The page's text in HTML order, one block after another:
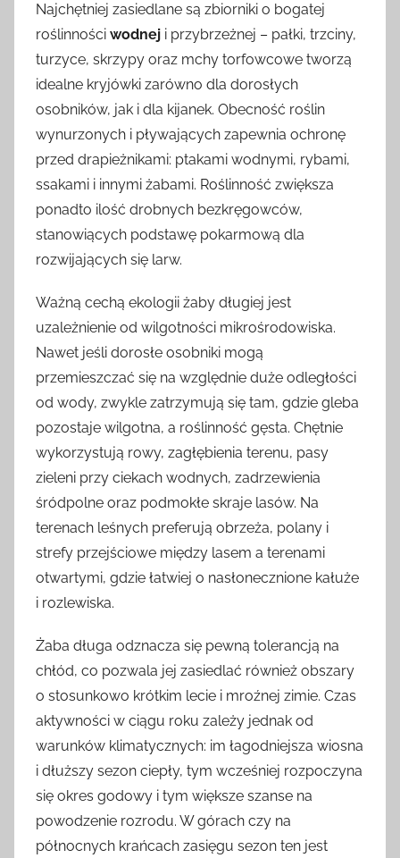
Najchętniej zasiedlane są zbiorniki o bogatej
roślinności wodnej i przybrzeżnej – pałki, trzciny,
turzyce, skrzypy oraz mchy torfowcowe tworzą
idealne kryjówki zarówno dla dorosłych
osobników, jak i dla kijanek. Obecność roślin
wynurzonych i pływających zapewnia ochronę
przed drapieżnikami: ptakami wodnymi, rybami,
ssakami i innymi żabami. Roślinność zwiększa
ponadto ilość drobnych bezkręgowców,
stanowiących podstawę pokarmową dla
rozwijających się larw.
Ważną cechą ekologii żaby długiej jest
uzależnienie od wilgotności mikrośrodowiska.
Nawet jeśli dorosłe osobniki mogą
przemieszczać się na względnie duże odległości
od wody, zwykle zatrzymują się tam, gdzie gleba
pozostaje wilgotna, a roślinność gęsta. Chętnie
wykorzystują rowy, zagłębienia terenu, pasy
zieleni przy ciekach wodnych, zadrzewienia
śródpolne oraz podmokłe skraje lasów. Na
terenach leśnych preferują obrzeża, polany i
strefy przejściowe między lasem a terenami
otwartymi, gdzie łatwiej o nasłonecznione kałuże
i rozlewiska.
Żaba długa odznacza się pewną tolerancją na
chłód, co pozwala jej zasiedlać również obszary
o stosunkowo krótkim lecie i mroźnej zimie. Czas
aktywności w ciągu roku zależy jednak od
warunków klimatycznych: im łagodniejsza wiosna
i dłuższy sezon ciepły, tym wcześniej rozpoczyna
się okres godowy i tym większe szanse na
powodzenie rozrodu. W górach czy na
północnych krańcach zasięgu sezon ten jest